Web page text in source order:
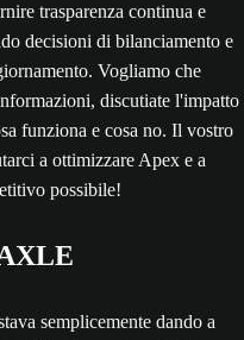
trasparenza continua e
decisioni di bilanciamento e
Vogliamo che
discutiate l'impatto
funziona e cosa no. Il vostro
a ottimizzare Apex e a
possibile!
semplicemente dando a